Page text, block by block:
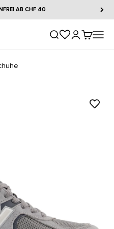
AB CHF 40
Suche öffnen